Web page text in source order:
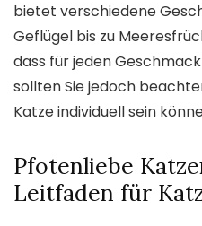
bietet verschiedene
Geflügel bis zu
dass für jeden
sollten Sie jedoch
Katze individuell sein
Pfotenliebe
Leitfaden für